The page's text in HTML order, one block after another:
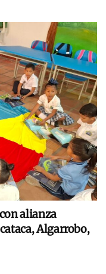
alianza
Algarrobo,